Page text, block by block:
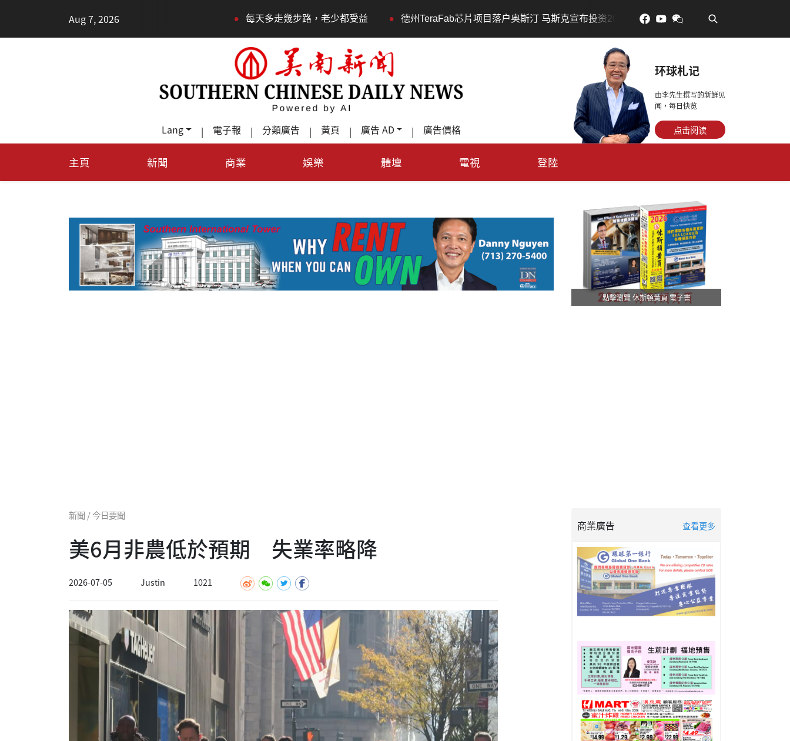
Aug 7, 2026 每天多走幾步路，老少都受益 • 德州TeraFab芯片项目落户奥斯汀 马斯克宣布投资200亿美元建设AI芯片制造基地 • 吃對了更年輕：花青
Lang | 電子報 | 分類廣告 | 黃頁 | 廣告 AD | 廣告價格
环球札记
由李先生撰写的新鲜见
闻，每日快览
点击阅读
主頁 新聞 商業 娛樂 體壇 電視 登陸
點擊瀏覽 休斯頓黃頁 電子書
新聞 / 今日要聞
美6月非農低於預期 失業率略降
2026-07-05 Justin 1021
商業廣告 查看更多